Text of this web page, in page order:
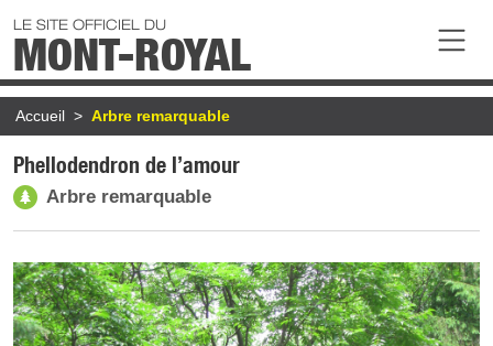
LE SITE OFFICIEL DU
MONT-ROYAL
Fil d'Ariane
Accueil Arbre remarquable
Phellodendron de l’amour
Arbre remarquable